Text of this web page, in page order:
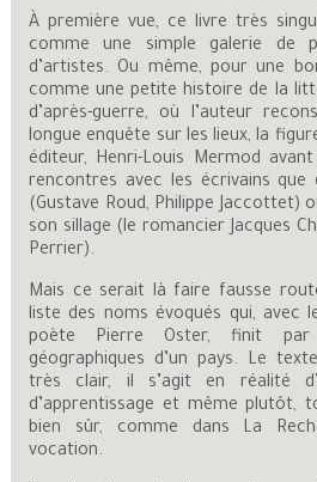
À première vue, ce livre très
comme une simple galerie de
d’artistes. Ou même, pour une
comme une petite histoire de la
d’après-guerre, où l’auteur
longue enquête sur les lieux, la
éditeur, Henri-Louis Mermod
rencontres avec les écrivains que
(Gustave Roud, Philippe Jaccottet)
son sillage (le romancier Jacques
Perrier).
Mais ce serait là faire fausse
liste des noms évoqués qui, avec
poète Pierre Oster, finit par
géographiques d’un pays. Le
très clair, il s’agit en réalité
d’apprentissage et même plutôt,
bien sûr, comme dans La
vocation.